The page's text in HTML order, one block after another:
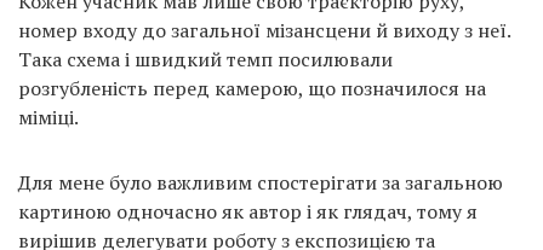
номер входу до загальної мізансцени й виходу з неї.
Така схема і швидкий темп посилювали
розгубленість перед камерою, що позначилося на
міміці.
Для мене було важливим спостерігати за загальною
картиною одночасно як автор і як глядач, тому я
вирішив делегувати роботу з експозицією та